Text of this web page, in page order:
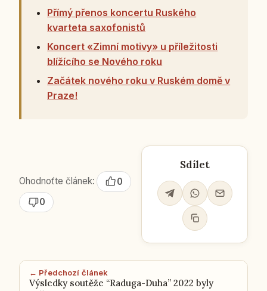
Přímý přenos koncertu Ruského
kvarteta saxofonistů
Koncert «Zimní motivy» u příležitosti
blížícího se Nového roku
Začátek nového roku v Ruském domě v
Praze!
Ohodnoťte článek:
0
0
Sdílet
← Předchozí článek
Výsledky soutěže “Raduga-Duha” 2022 byly